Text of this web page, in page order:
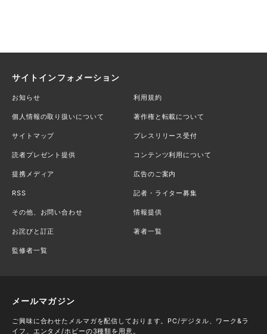
サイトインフォメーション
お知らせ 利用規約
個人情報の取り扱いについて 著作権と転載について
サイトマップ プレスリリース受付
読者プレゼント提供 コンテンツ利用について
提携メディア 広告のご案内
RSS 記者・ライター募集
その他、お問い合わせ 情報提供
お詫びと訂正 著者一覧
監修者一覧
メールマガジン
ご興味に合わせたメルマガを配信しております。PC/デジタル、ワーク&ラ
イフ、エンタメ/ホビーの3種類を用意。